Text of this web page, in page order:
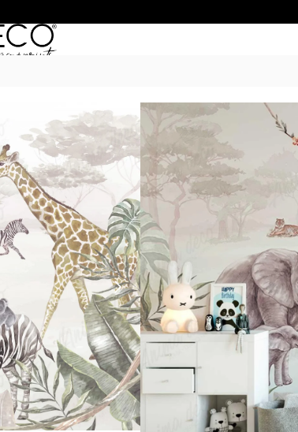
Inicio / /MUNDO INFANTIL
WILD
$55.990–$74.990
6 Cuotas sin Interés
20% OFF por
15 días hábiles
Incluye
Presupuesta tu pared
dimensiones. Si son
medidas indicadas y luego
de la muestra
También
NECESITAS MÀS INFORMACIÓN?